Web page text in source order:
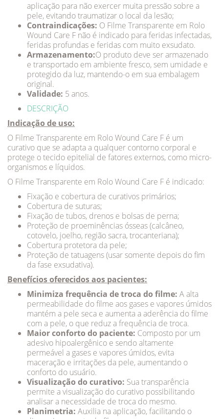
aplicação para não exercer muita pressão sobre a
pele, evitando traumatizar o local da lesão;
Contraindicações: O Filme Transparente em Rolo
Wound Care F não é indicado para feridas infectadas,
feridas profundas e feridas com muito exsudato.
Armazenamento:O produto deve ser armazenado
e transportado em ambiente fresco, sem umidade e
protegido da luz, mantendo-o em sua embalagem
original.
Validade: 5 anos.
DESCRIÇÃO
Indicação de uso:
O Filme Transparente em Rolo Wound Care F é um
curativo que se adapta a qualquer contorno corporal e
protege o tecido epitelial de fatores externos, como micro-
organismos e líquidos.
O Filme Transparente em Rolo Wound Care F é indicado:
Fixação e cobertura de curativos primários;
Cobertura de suturas;
Fixação de tubos, drenos e bolsas de perna;
Proteção de proeminências ósseas (calcâneo,
cotovelo, joelho, região sacra, trocanteriana);
Cobertura protetora da pele;
Proteção de tatuagens (usar somente depois do fim
da fase exsudativa).
Benefícios oferecidos aos pacientes:
Minimiza frequência de troca do filme: A alta
permeabilidade do filme aos gases e vapores úmidos
mantém a pele seca e aumenta a aderência do filme
com a pele, o que reduz a frequência de troca.
Maior conforto do paciente: Composto por um
adesivo hipoalergênico e sendo altamente
permeável a gases e vapores úmidos, evita
maceração e irritações da pele, aumentando o
conforto do usuário.
Visualização do curativo: Sua transparência
permite a visualização do curativo possibilitando
analisar a necessidade de troca do mesmo.
Planimetria: Auxilia na aplicação, facilitando o